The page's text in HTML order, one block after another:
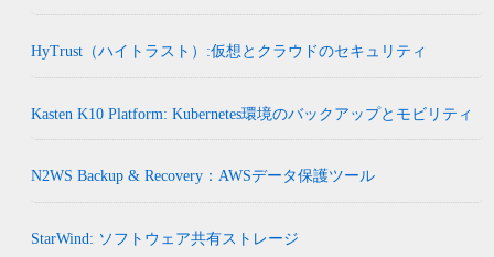
HyTrust（ハイトラスト）:仮想とクラウドのセキュリティ
Kasten K10 Platform: Kubernetes環境のバックアップとモビリティ
N2WS Backup & Recovery：AWSデータ保護ツール
StarWind: ソフトウェア共有ストレージ